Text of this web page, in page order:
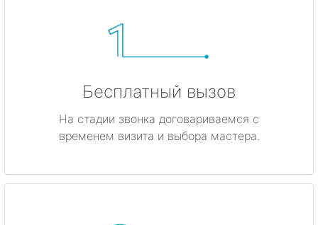
Бесплатный вызов
На стадии звонка договариваемся с
временем визита и выбора мастера.